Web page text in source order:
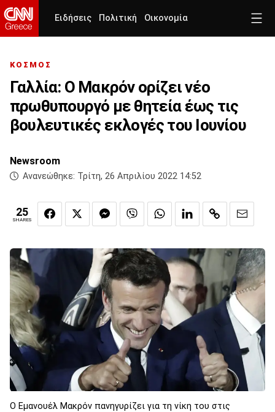
Ειδήσεις Πολιτική Οικονομία
ΚΟΣΜΟΣ
Γαλλία: Ο Μακρόν ορίζει νέο
πρωθυπουργό με θητεία έως τις
βουλευτικές εκλογές του Ιουνίου
Newsroom
Ανανεώθηκε: Τρίτη, 26 Απριλίου 2022 14:52
25
SHARES
Ο Εμανουέλ Μακρόν πανηγυρίζει για τη νίκη του στις